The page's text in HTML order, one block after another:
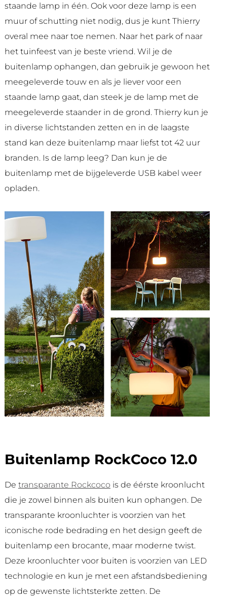
staande lamp in één. Ook voor deze lamp is een
muur of schutting niet nodig, dus je kunt Thierry
overal mee naar toe nemen. Naar het park of naar
het tuinfeest van je beste vriend. Wil je de
buitenlamp ophangen, dan gebruik je gewoon het
meegeleverde touw en als je liever voor een
staande lamp gaat, dan steek je de lamp met de
meegeleverde staander in de grond. Thierry kun je
in diverse lichtstanden zetten en in de laagste
stand kan deze buitenlamp maar liefst tot 42 uur
branden. Is de lamp leeg? Dan kun je de
buitenlamp met de bijgeleverde USB kabel weer
opladen.
Buitenlamp RockCoco 12.0
De transparante Rockcoco is de éérste kroonlucht
die je zowel binnen als buiten kun ophangen. De
transparante kroonluchter is voorzien van het
iconische rode bedrading en het design geeft de
buitenlamp een brocante, maar moderne twist.
Deze kroonluchter voor buiten is voorzien van LED
technologie en kun je met een afstandsbediening
op de gewenste lichtsterkte zetten. De